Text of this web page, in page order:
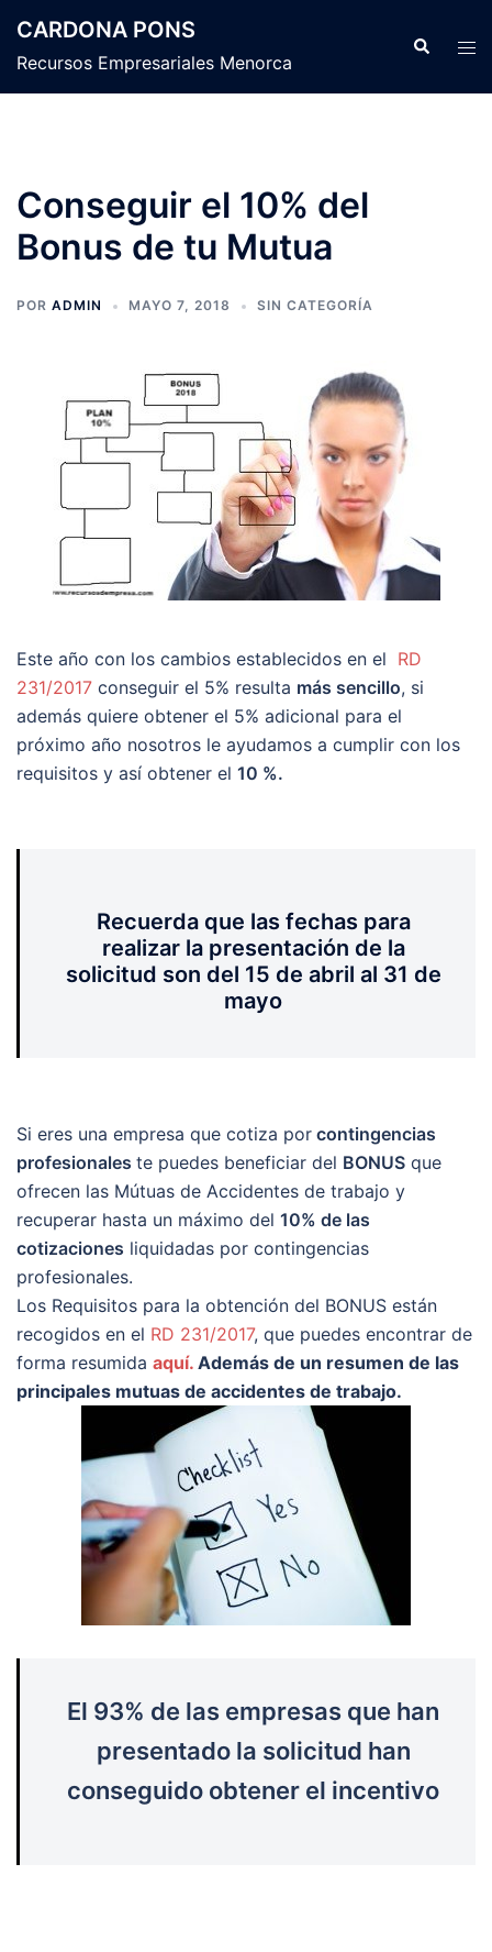
contenido
CARDONA PONS
Recursos Empresariales Menorca
Buscar
Conseguir el 10% del
Bonus de tu Mutua
POR ADMIN MAYO 7, 2018 SIN CATEGORÍA
Este año con los cambios establecidos en el RD
231/2017 conseguir el 5% resulta más sencillo, si
además quiere obtener el 5% adicional para el
próximo año nosotros le ayudamos a cumplir con los
requisitos y así obtener el 10 %.
Recuerda que las fechas para
realizar la presentación de la
solicitud son del 15 de abril al 31 de
mayo
Si eres una empresa que cotiza por contingencias
profesionales te puedes beneficiar del BONUS que
ofrecen las Mútuas de Accidentes de trabajo y
recuperar hasta un máximo del 10% de las
cotizaciones liquidadas por contingencias
profesionales.
Los Requisitos para la obtención del BONUS están
recogidos en el RD 231/2017, que puedes encontrar de
forma resumida aquí. Además de un resumen de las
principales mutuas de accidentes de trabajo.
El 93% de las empresas que han
presentado la solicitud han
conseguido obtener el incentivo